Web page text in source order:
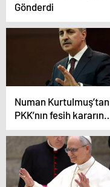
Gönderdi
Numan Kurtulmuş’tan
PKK’nın fesih kararına
ilk yorum: Yasama ve
yürütme sorumlulukla
hareket etmeli